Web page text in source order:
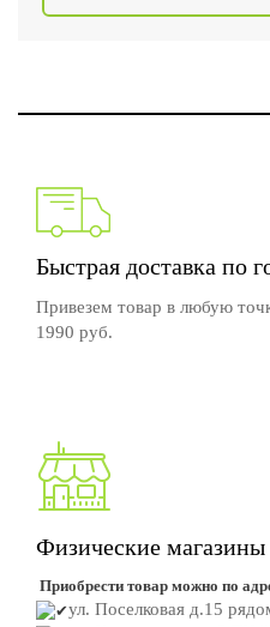
Быстрая доставка по
Привезем товар в любую
1990 руб.
Физические
Приобрести товар можно по
ул. Поселковая д.15